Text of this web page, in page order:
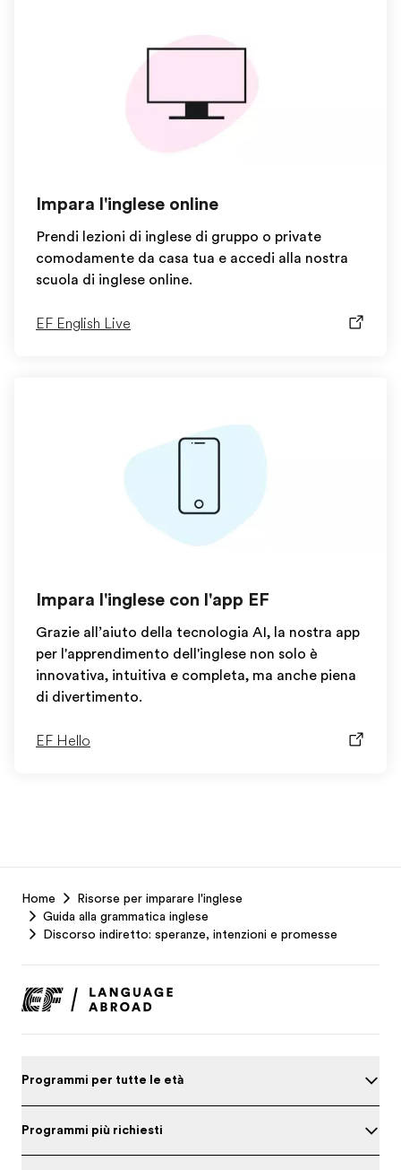
Impara l'inglese online
Prendi lezioni di inglese di gruppo o private
comodamente da casa tua e accedi alla nostra
scuola di inglese online.
EF English Live
Impara l'inglese con l'app EF
Grazie all’aiuto della tecnologia AI, la nostra app
per l'apprendimento dell'inglese non solo è
innovativa, intuitiva e completa, ma anche piena
di divertimento.
EF Hello
Footer
Home
Risorse per imparare l'inglese
Guida alla grammatica inglese
Discorso indiretto: speranze, intenzioni e promesse
Programmi per tutte le età
Programmi più richiesti